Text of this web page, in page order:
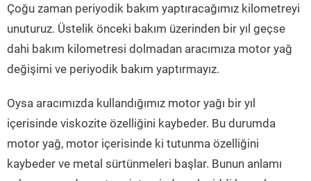
Çoğu zaman periyodik bakım yaptıracağımız kilometreyi
unuturuz. Üstelik önceki bakım üzerinden bir yıl geçse
dahi bakım kilometresi dolmadan aracımıza motor yağ
değişimi ve periyodik bakım yaptırmayız.
Oysa aracımızda kullandığımız motor yağı bir yıl
içerisinde viskozite özelliğini kaybeder. Bu durumda
motor yağ, motor içerisinde ki tutunma özelliğini
kaybeder ve metal sürtünmeleri başlar. Bunun anlamı